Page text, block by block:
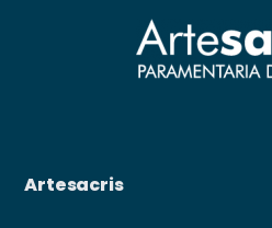
Artesacris